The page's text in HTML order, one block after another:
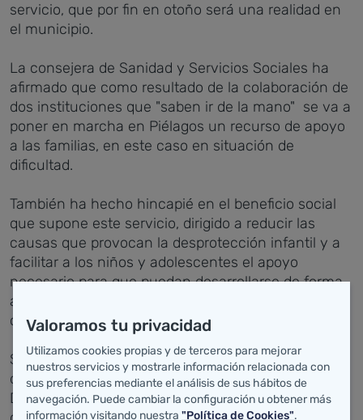
servicio, que por fin en otoño será una realidad en
el municipio.
La consejera de Sanidad y Servicios Sociales ha
afirmado que como resultado de la colaboración de
dos instituciones que "saben ir de la mano" se va a
poner en marcha en Piélagos un recurso de apoyo
a las familias, en este caso en situación de
dificultad.
También ha hecho hincapié en el beneficio social
que supone este servicio, dirigido a reducir las
causas que provocan la desprotección infantil y a
facilitar a los niños y adolescentes el apoyo
necesario para que puedan desarrollarse de forma
adecuada a pesar de vivir en un entorno familiar
con dificultades.
Sáenz de Buruaga ha garantizado el apoyo de su
departamento a las segundas Jornadas de
Discapacidad Intelectual en niños ¿Soy uno más',
Valoramos tu privacidad
Utilizamos cookies propias y de terceros para mejorar
nuestros servicios y mostrarle información relacionada con
sus preferencias mediante el análisis de sus hábitos de
navegación. Puede cambiar la configuración u obtener más
información visitando nuestra "Política de Cookies".